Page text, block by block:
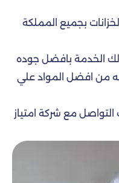
بجميع المملكة
لك الخدمة بافضل جوده
من افضل المواد علي
مع شركة امتياز